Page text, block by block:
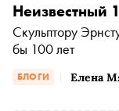
БЛОГИ Елена
Неизвестный
Скульптору
бы 100 лет